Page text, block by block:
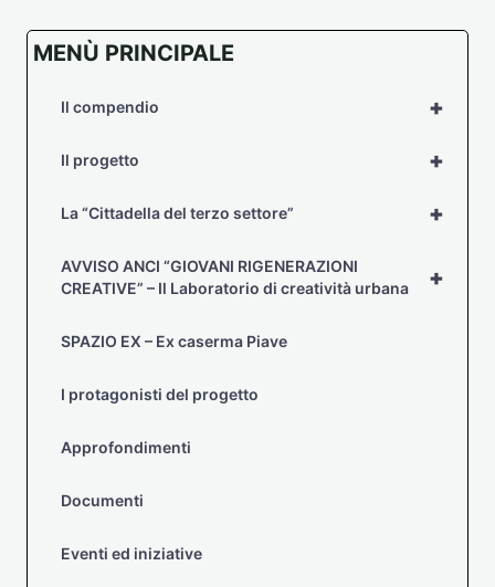
MENÙ PRINCIPALE
+
Il compendio
+
Il progetto
+
La “Cittadella del terzo settore”
+
AVVISO ANCI “GIOVANI RIGENERAZIONI
CREATIVE” – Il Laboratorio di creatività urbana
SPAZIO EX – Ex caserma Piave
I protagonisti del progetto
Approfondimenti
Documenti
Eventi ed iniziative